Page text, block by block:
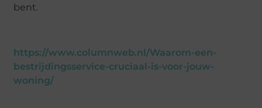
bent.
https://www.columnweb.nl/Waarom-een-
bestrijdingsservice-cruciaal-is-voor-jouw-
woning/